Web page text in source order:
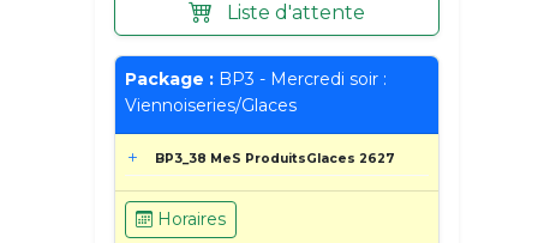
Liste d'attente
Package : BP3 - Mercredi soir :
Viennoiseries/Glaces
BP3_38 MeS ProduitsGlaces 2627
Horaires